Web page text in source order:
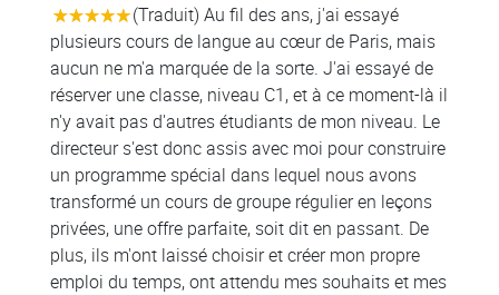
(Traduit) Au fil des ans, j'ai essayé
plusieurs cours de langue au cœur de Paris, mais
aucun ne m'a marquée de la sorte. J'ai essayé de
réserver une classe, niveau C1, et à ce moment-là il
n'y avait pas d'autres étudiants de mon niveau. Le
directeur s'est donc assis avec moi pour construire
un programme spécial dans lequel nous avons
transformé un cours de groupe régulier en leçons
privées, une offre parfaite, soit dit en passant. De
plus, ils m'ont laissé choisir et créer mon propre
emploi du temps, ont attendu mes souhaits et mes